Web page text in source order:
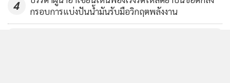
4
กรอบการแบ่งปันน้ำมันรับมือวิกฤตพลังงาน